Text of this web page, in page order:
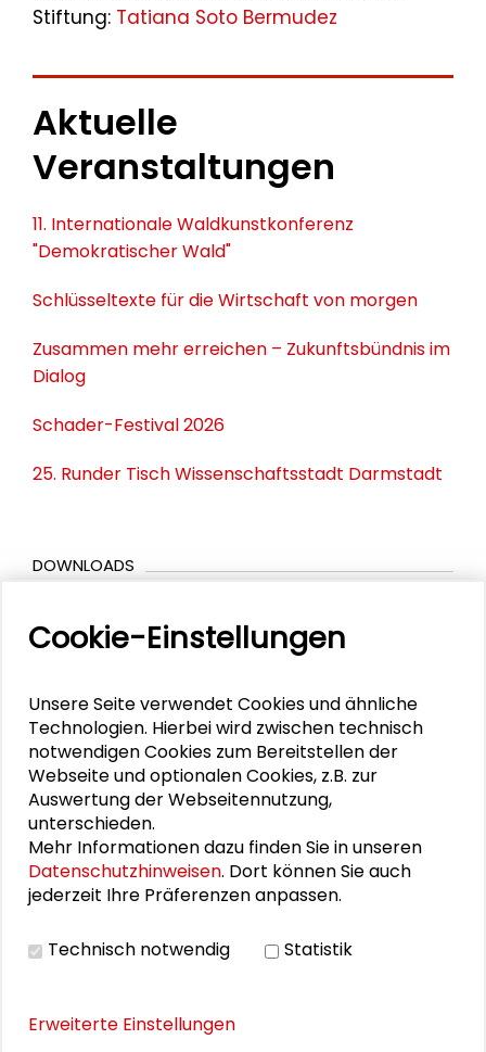
Stiftung: Tatiana Soto Bermudez
Aktuelle
Veranstaltungen
11. Internationale Waldkunstkonferenz
"Demokratischer Wald"
Schlüsseltexte für die Wirtschaft von morgen
Zusammen mehr erreichen – Zukunftsbündnis im
Dialog
Schader-Festival 2026
25. Runder Tisch Wissenschaftsstadt Darmstadt
DOWNLOADS
Informationsblatt: Kooperation mit der
DTdT23 Programm
Pressemitteilung | Darmstädter Tage der
Transformation
BILDERGALERIE
Cookie-Einstellungen
Unsere Seite verwendet Cookies und ähnliche
Technologien. Hierbei wird zwischen technisch
notwendigen Cookies zum Bereitstellen der
Webseite und optionalen Cookies, z.B. zur
Auswertung der Webseitennutzung,
unterschieden.
Mehr Informationen dazu finden Sie in unseren
Datenschutzhinweisen. Dort können Sie auch
jederzeit Ihre Präferenzen anpassen.
Technisch notwendig Statistik
Erweiterte Einstellungen